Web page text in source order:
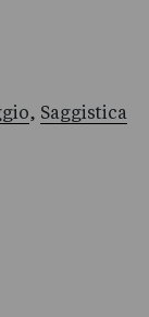
, Saggistica